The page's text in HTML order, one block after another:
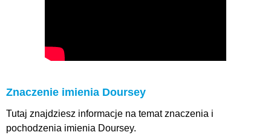
Znaczenie imienia Doursey
Tutaj znajdziesz informacje na temat znaczenia i
pochodzenia imienia Doursey.